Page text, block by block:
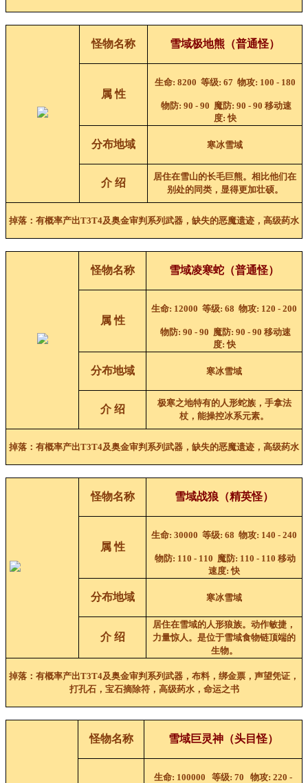
怪物名称 雪域极地熊 （普通怪）
属 性
生命: 8200 等级: 67 物攻: 100 - 180
物防: 90 - 90 魔防: 90 - 90 移动速
度:快
分布地域 寒冰雪域
介 绍
居住在雪山的长毛巨熊。相比他们在
别处的同类，显得更加壮硕。
掉落： 有概率产出T3T4及奥金审判 系列武器 ，缺失的恶魔遗迹，高级药水
怪物名称 雪域凌寒蛇 （普通怪）
属 性
生命: 12000 等级: 68 物攻: 120 - 200
物防: 90 - 90 魔防: 90 - 90 移动速
度:快
分布地域 寒冰雪域
介 绍
极寒之地特有的人形蛇族，手拿法
杖，能操控冰系元素。
掉落： 有概率产出T3T4及奥金审判 系列武器 ，缺失的恶魔遗迹，高级药水
怪物名称 雪域战狼 （精英怪）
属 性
生命: 30000 等级: 68 物攻: 140 - 240
物防: 110 - 110 魔防: 110 - 110 移动
速度:快
分布地域 寒冰雪域
介 绍
居住在雪域的人形狼族。动作敏捷，
力量惊人。是位于雪域食物链顶端的
生物。
掉落： 有概率产出T3T4及奥金审判 系列武器 ，布料，绑金票，声望凭证，
打孔石，宝石摘除符，高级药水，命运之书
怪物名称 雪域巨灵神（头目怪）
生命: 100000 等级: 70 物攻: 220 -